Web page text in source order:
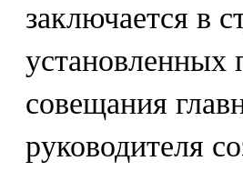
заключается в
установленных
совещания
руководителя